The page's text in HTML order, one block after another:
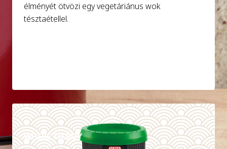
élményét ötvözi egy vegetáriánus wok
tésztaétellel.
WHERE TO BUY
DETAILS